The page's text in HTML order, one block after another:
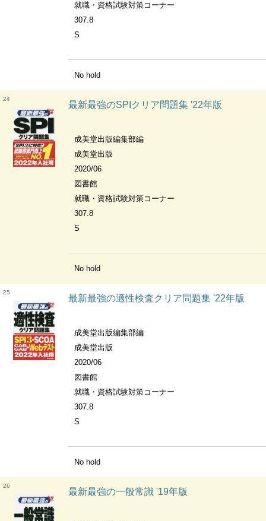
就職・資格試験対策コーナー
307.8
S
No hold
24
最新最強のSPIクリア問題集 '22年版
成美堂出版編集部編
成美堂出版
2020/06
図書館
就職・資格試験対策コーナー
307.8
S
No hold
25
最新最強の適性検査クリア問題集 '22年版
成美堂出版編集部編
成美堂出版
2020/06
図書館
就職・資格試験対策コーナー
307.8
S
No hold
26
最新最強の一般常識 '19年版